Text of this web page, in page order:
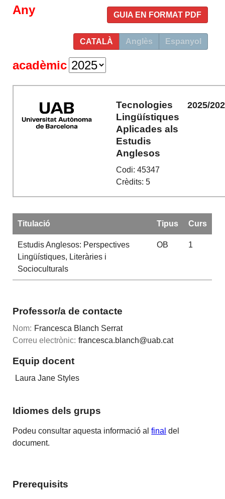
GUIA EN FORMAT PDF
CATALÀ Anglès Espanyol
Any
acadèmic
Tecnologies
Lingüístiques
Aplicades als
Estudis
Anglesos
Codi: 45347
Crèdits: 5
2025/
Titulació Tipus Curs
Estudis Anglesos: Perspectives
Lingüístiques, Literàries i
Socioculturals
OB 1
Professor/a de contacte
Nom: Francesca Blanch Serrat
Correu electrònic: francesca.blanch@uab.cat
Equip docent
Laura Jane Styles
Idiomes dels grups
Podeu consultar aquesta informació alfinal del
document.
Prerequisits